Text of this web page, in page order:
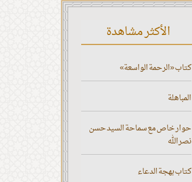
الأكثر مشاهدة
كتاب «الرحمة الواسعة»
المباهلة
حوار خاص مع سماحة السيد حسن
نصر الله
كتاب بهجة الدعاء